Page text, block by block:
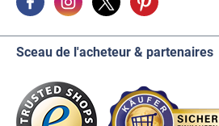
Sceau de l'acheteur & partenaires